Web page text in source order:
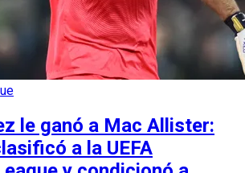
le ganó a Mac Allister:
a la UEFA